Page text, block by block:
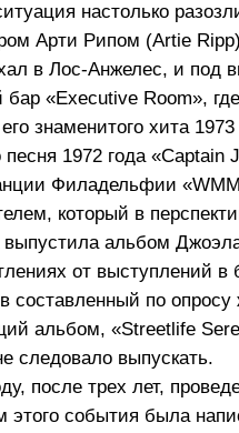
настолько
Арти Рипом (Artie
в Лос-Анжелес, и
«Executive Room»,
знаменитого хита
песня 1972 года
Филадельфии
который в
альбом
от выступлений в
составленный по
альбом, «Streetlife
следовало выпускать.
после трех лет,
этого события была